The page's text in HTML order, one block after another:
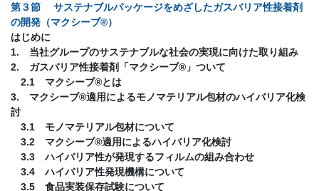
第３節 サステナブルパッケージをめざしたガスバリア性接着剤
の開発（マクシーブ®）
はじめに
1. 当社グループのサステナブルな社会の実現に向けた取り組み
2. ガスバリア性接着剤「マクシーブ®」ついて
2.1 マクシーブ®とは
3. マクシーブ®適用によるモノマテリアル包材のハイバリア化検
討
3.1 モノマテリアル包材について
3.2 マクシーブ®適用によるハイバリア化検討
3.3 ハイバリア性が発現するフィルムの組み合わせ
3.4 ハイバリア性発現機構について
3.5 食品実装保存試験について